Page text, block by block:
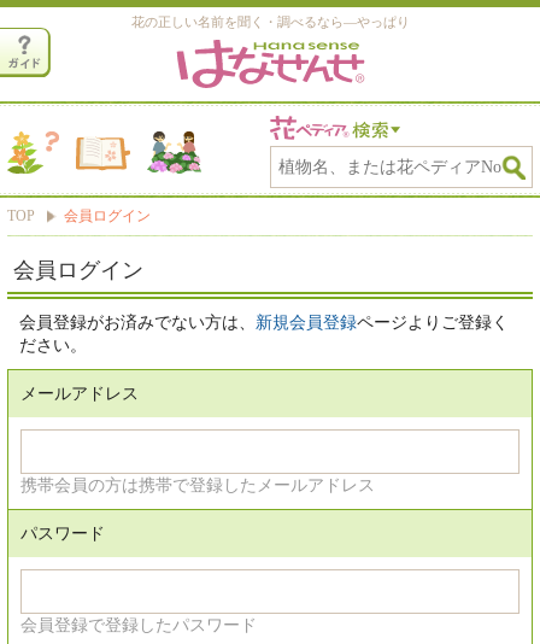
花の正しい名前を聞く・調べるなら―やっぱり
TOP 会員ログイン
会員ログイン
会員登録がお済みでない方は、 新規会員登録ページよりご登録く
ださい。
メールアドレス
携帯会員の方は携帯で登録したメールアドレス
パスワード
会員登録で登録したパスワード